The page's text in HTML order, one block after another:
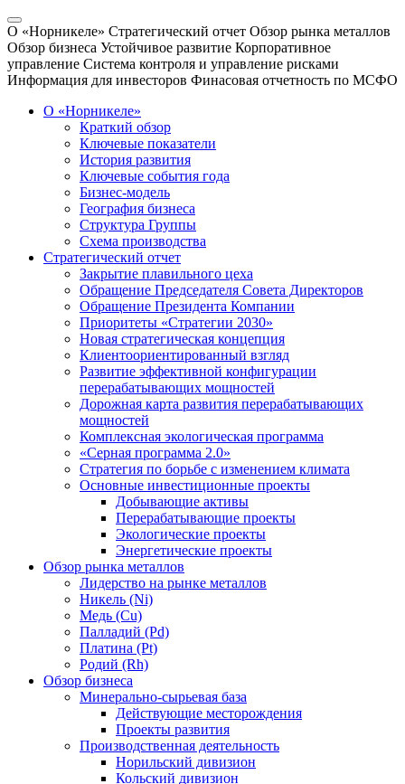
О «Норникеле» Стратегический отчет Обзор рынка металлов
Обзор бизнеса Устойчивое развитие Корпоративное
управление Система контроля и управление рисками
Информация для инвесторов Финасовая отчетность по МСФО
О «Норникеле»
Краткий обзор
Ключевые показатели
История развития
Ключевые события года
Бизнес-модель
География бизнеса
Структура Группы
Схема производства
Стратегический отчет
Закрытие плавильного цеха
Обращение Председателя Совета Директоров
Обращение Президента Компании
Приоритеты «Стратегии 2030»
Новая стратегическая концепция
Клиентоориентированный взгляд
Развитие эффективной конфигурации
перерабатывающих мощностей
Дорожная карта развития перерабатывающих
мощностей
Комплексная экологическая программа
«Серная программа 2.0»
Стратегия по борьбе с изменением климата
Основные инвестиционные проекты
Добывающие активы
Перерабатывающие проекты
Экологические проекты
Энергетические проекты
Обзор рынка металлов
Лидерство на рынке металлов
Никель (Ni)
Медь (Cu)
Палладий (Pd)
Платина (Pt)
Родий (Rh)
Обзор бизнеса
Минерально-сырьевая база
Действующие месторождения
Проекты развития
Производственная деятельность
Норильский дивизион
Кольский дивизион